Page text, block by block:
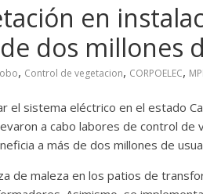
en
dos millones
, Control de vegetacion, CORPOELEC,
el sistema eléctrico en el estado
a cabo labores de control
a más de dos millones de
de maleza en los patios de